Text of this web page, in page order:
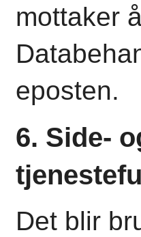
mottaker
eposten.
6. Side-
Det blir